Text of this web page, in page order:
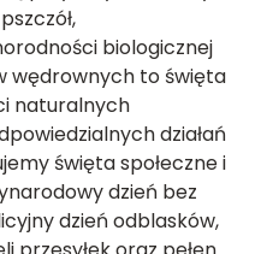
biologicznej
wędrownych to święta
naturalnych
działań
święta społeczne i
dzień bez
dzień odblasków,